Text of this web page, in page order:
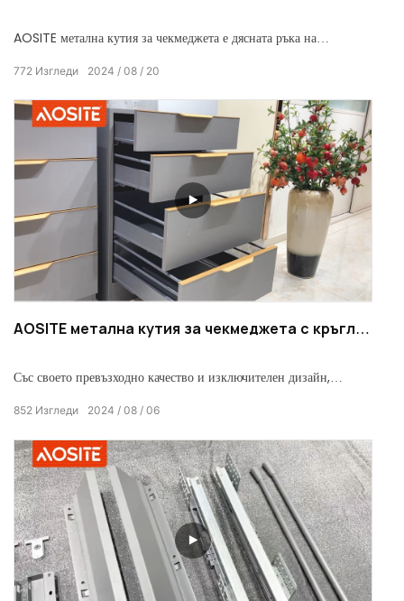
AOSITE метална кутия за чекмеджета е дясната ръка на
подреден и красив.
2024 08 20
772 Изгледи
AOSITE метална кутия за чекмеджета с кръгла
Със своето превъзходно качество и изключителен дизайн,
2024 08 06
852 Изгледи